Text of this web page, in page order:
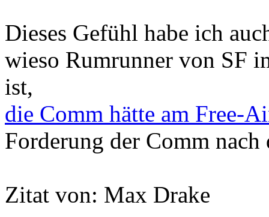
Dieses Gefühl habe ich
wieso Rumrunner von SF
ist,
die Comm hätte am Free-
Forderung der Comm
Zitat von: Max Drake